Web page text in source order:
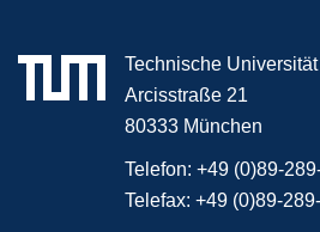
Technische
Arcisstraße 21
80333 München
Telefon: +49 (0)89-
Telefax: +49 (0)89-